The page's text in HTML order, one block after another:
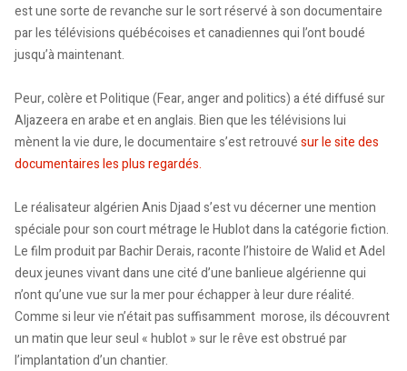
est une sorte de revanche sur le sort réservé à son documentaire
par les télévisions québécoises et canadiennes qui l’ont boudé
jusqu’à maintenant.
Peur, colère et Politique (Fear, anger and politics) a été diffusé sur
Aljazeera en arabe et en anglais. Bien que les télévisions lui
mènent la vie dure, le documentaire s’est retrouvésur le site des
documentaires les plus regardés.
Le réalisateur algérien Anis Djaad s’est vu décerner une mention
spéciale pour son court métrage le Hublot dans la catégorie fiction.
Le film produit par Bachir Derais, raconte l’histoire de Walid et Adel
deux jeunes vivant dans une cité d’une banlieue algérienne qui
n’ont qu’une vue sur la mer pour échapper à leur dure réalité.
Comme si leur vie n’était pas suffisamment morose, ils découvrent
un matin que leur seul « hublot » sur le rêve est obstrué par
l’implantation d’un chantier.